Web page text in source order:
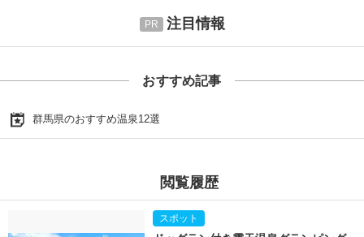
注目情報
おすすめ記事
群馬県のおすすめ温泉12選
閲覧履歴